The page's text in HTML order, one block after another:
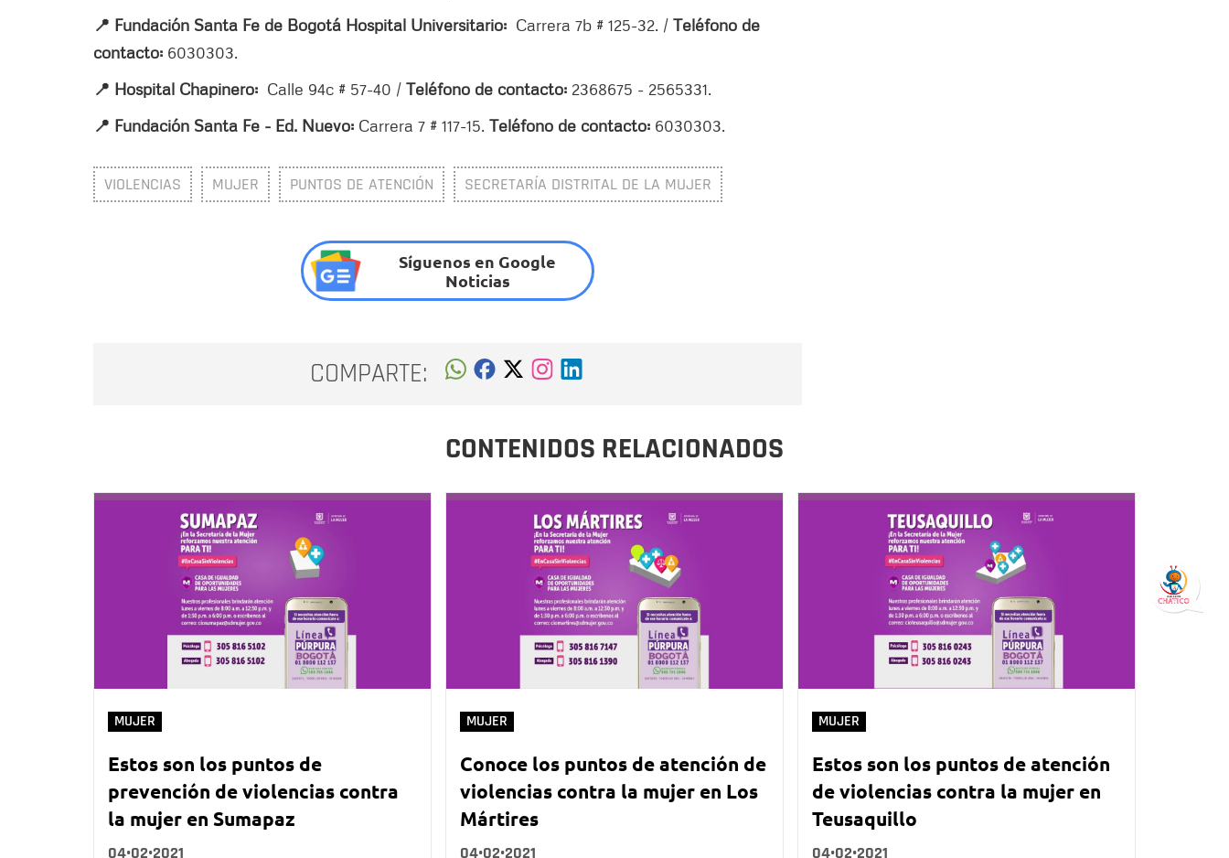
📍 Fundación Santa Fe de Bogotá Hospital Universitario: Carrera 7b # 125-32. / Teléfono de
contacto: 6030303.
📍 Hospital Chapinero: Calle 94c # 57-40 / Teléfono de contacto: 2368675 - 2565331.
📍 Fundación Santa Fe - Ed. Nuevo: Carrera 7 # 117-15. Teléfono de contacto: 6030303.
VIOLENCIAS MUJER PUNTOS DE ATENCIÓN SECRETARÍA DISTRITAL DE LA MUJER
Síguenos en Google
Noticias
COMPARTE:
CONTENIDOS RELACIONADOS
MUJER
Estos son los puntos de
prevención de violencias contra
la mujer en Sumapaz
04•02•2021
MUJER
Conoce los puntos de atención de
violencias contra la mujer en Los
Mártires
04•02•2021
MUJER
Estos son los puntos de atención
de violencias contra la mujer en
Teusaquillo
04•02•2021